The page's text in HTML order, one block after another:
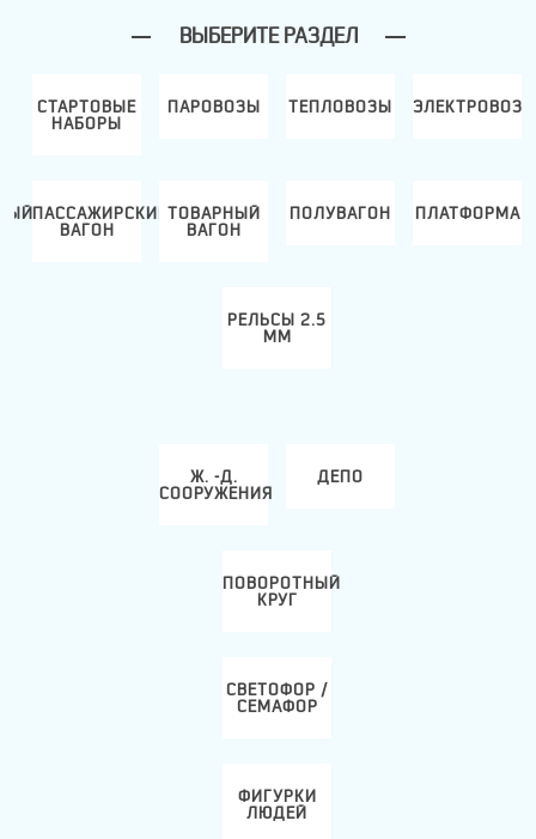
ВЫБЕРИТЕ РАЗДЕЛ
СТАРТОВЫЕ
НАБОРЫ
ПАРОВОЗЫ ТЕПЛОВОЗЫ ЭЛЕКТРОВОЗЫ
ПАССАЖИРСКИЙ
ВАГОН
ТОВАРНЫЙ
ВАГОН
ПОЛУВАГОН ПЛАТФОРМА
РЕЛЬСЫ 2.5
ММ
Ж. -Д.
СООРУЖЕНИЯ
ДЕПО
ПОВОРОТНЫЙ
КРУГ
СВЕТОФОР /
СЕМАФОР
ФИГУРКИ
ЛЮДЕЙ